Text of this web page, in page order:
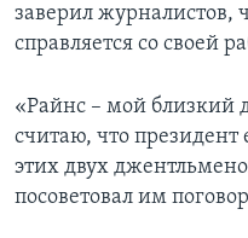
заверил журналистов,
справляется со своей
«Райнс – мой близкий
считаю, что президент
этих двух
посоветовал им